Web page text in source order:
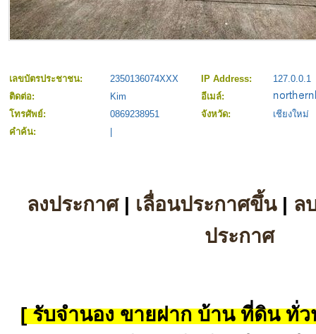
เลขบัตรประชาชน: 2350136074XXX IP Address:
127.0.0.1
ติดต่อ:
Kim
อีเมล์:
โทรศัพย์:
0869238951 จังหวัด:
เชียงใหม่
คำค้น:
ลงประกาศ| เลื่อนประกาศขึ้น| ล
ประกาศ
[ รับจำนอง ขายฝาก บ้าน ที่ดิน ทั่ว